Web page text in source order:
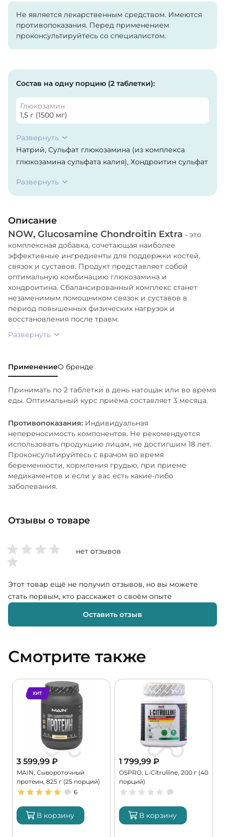
Не является лекарственным средством. Имеются
противопоказания. Перед применением
проконсультируйтесь со специалистом.
Состав на одну порцию (2 таблетки):
Глюкозамин
1,5 г (1500 мг)
Развернуть
Натрий, Сульфат глюкозамина (из комплекса
глюкозамина сульфата калия), Хондроитин сульфат
Стеариновая кислота (растительного
происхождения), Стеарат магния (растительного
оболочка. Содержит моллюсков (крабы, креветки,
омары, лангусты).
Развернуть
Описание
NOW, Glucosamine Chondroitin Extra - это
комплексная добавка, сочетающая наиболее
эффективные ингредиенты для поддержки костей,
связок и суставов. Продукт представляет собой
оптимальную комбинацию глюкозамина и
хондроитина. Сбалансированный комплекс станет
незаменимым помощником связок и суставов в
период повышенных физических нагрузок и
восстановления после травм.
Развернуть
ПрименениеО бренде
Принимать по 2 таблетки в день натощак или во время
еды. Оптимальный курс приёма составляет 3 месяца.
Противопоказания: Индивидуальная
непереносимость компонентов. Не рекомендуется
использовать продукцию лицам, не достигшим 18 лет.
Проконсультируйтесь с врачом во время
беременности, кормления грудью, при приеме
медикаментов и если у вас есть какие-либо
заболевания.
Отзывы о товаре
нет отзывов
Этот товар ещё не получил отзывов, но вы можете
стать первым, кто расскажет о своём опыте
Оставить отзыв
Смотрите также
ХИТ
3 599,99 ₽
MAIN, Сывороточный
протеин, 825 г (25 порций)
6
В корзину
1 799,99 ₽
OSPRO, L-Citrulline, 200 г (40
порций)
В корзину